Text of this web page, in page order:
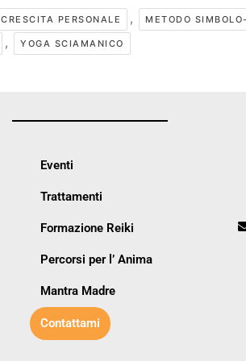
CRESCITA PERSONALE , METODO
, YOGA SCIAMANICO
Eventi
Trattamenti
Formazione Reiki
Percorsi per l’ Anima
Mantra Madre
Contattami